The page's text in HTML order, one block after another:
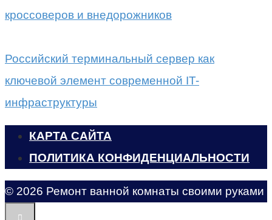
кроссоверов и внедорожников
Российский терминальный сервер как
ключевой элемент современной IT-
инфраструктуры
КАРТА САЙТА
ПОЛИТИКА КОНФИДЕНЦИАЛЬНОСТИ
© 2026 Ремонт ванной комнаты своими руками